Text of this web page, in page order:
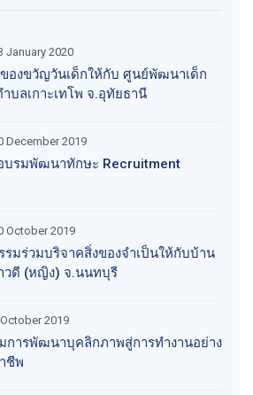
January 2020
องขวัญวันเด็กให้กับ ศูนย์พัฒนาเด็ก
ำบลเกาะเทโพ จ.อุทัยธานี
December 2019
บรมพัฒนาทักษะ Recruitment
October 2019
รมร่วมบริจาคสิ่งของจำเป็นให้กับบ้าน
วดี (หญิง) จ.นนทบุรี
2019
การพัฒนาบุคลิกภาพสู่การทำงานอย่าง
ชีพ